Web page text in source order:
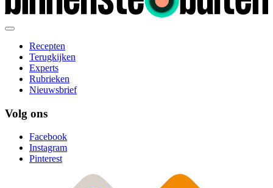
Recepten
Terugkijken
Experts
Rubrieken
Nieuwsbrief
Volg ons
Facebook
Instagram
Pinterest